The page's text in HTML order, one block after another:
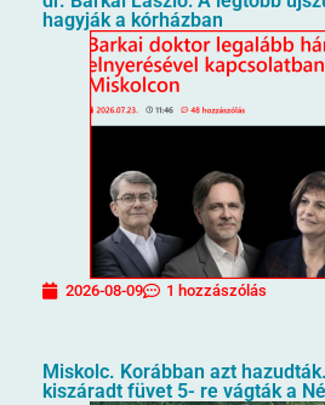
hagyják a kórházban
2026-08-09 1 hozzászólás
Miskolc. Korábban azt
kiszáradt füvet 5- re vágták a